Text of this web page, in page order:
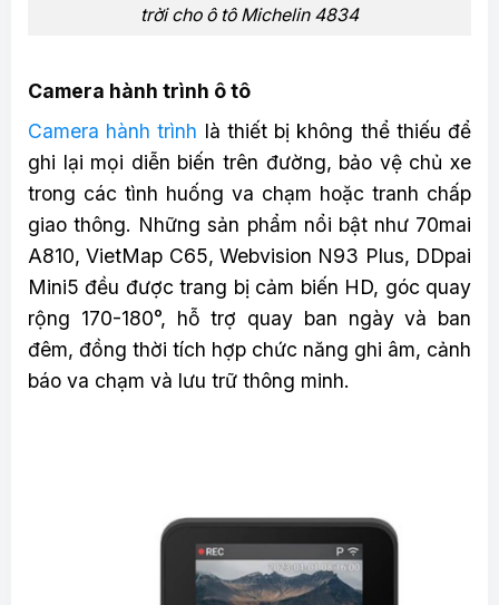
trời cho ô tô Michelin 4834
Camera hành trình ô tô
Camera hành trình là thiết bị không thể thiếu để
ghi lại mọi diễn biến trên đường, bảo vệ chủ xe
trong các tình huống va chạm hoặc tranh chấp
giao thông. Những sản phẩm nổi bật như 70mai
A810, VietMap C65, Webvision N93 Plus, DDpai
Mini5 đều được trang bị cảm biến HD, góc quay
rộng 170-180°, hỗ trợ quay ban ngày và ban
đêm, đồng thời tích hợp chức năng ghi âm, cảnh
báo va chạm và lưu trữ thông minh.